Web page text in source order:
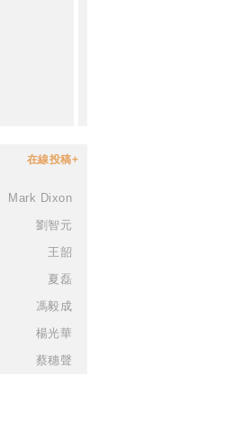
在線投稿+
Mark Dixon
劉智元
王韶
夏磊
馮毅成
楊光華
蔡穗聲